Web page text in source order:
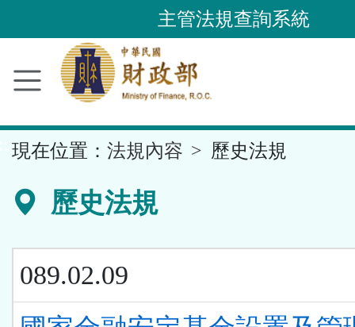
到
要
容
區
主管法規查詢系統
現在位置： 法規內容 歷史法規
歷史法規
089.02.09